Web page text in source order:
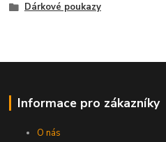
Dárkové poukazy
Informace pro zákazníky
O nás